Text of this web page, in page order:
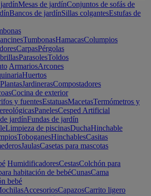
Mesas de jardínConjuntos de sofás de
Bancos de jardínSillas colgantesEstufas de
TumbonasHamacasColumpios
CarpasPérgolas
ParasolesToldos
ArmariosArcones
Huertos
PlantasJardinerasCompostadores
Cocina de exterior
y fuentesEstatuasMacetasTermómetros y
PanelesCesped Artificial
jardínFundas de jardín
Limpieza de piscinasDuchaHinchable
ToboganesHinchablesCasitas
JaulasCasetas para mascotas
HumidificadoresCestasColchón para
habitación de bebéCunasCama
bebé
AccesoriosCapazosCarrito ligero